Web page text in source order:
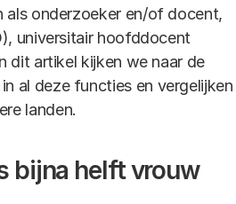
als onderzoeker en/of docent,
universitair hoofddocent
dit artikel kijken we naar de
al deze functies en vergelijken
landen.
bijna helft vrouw